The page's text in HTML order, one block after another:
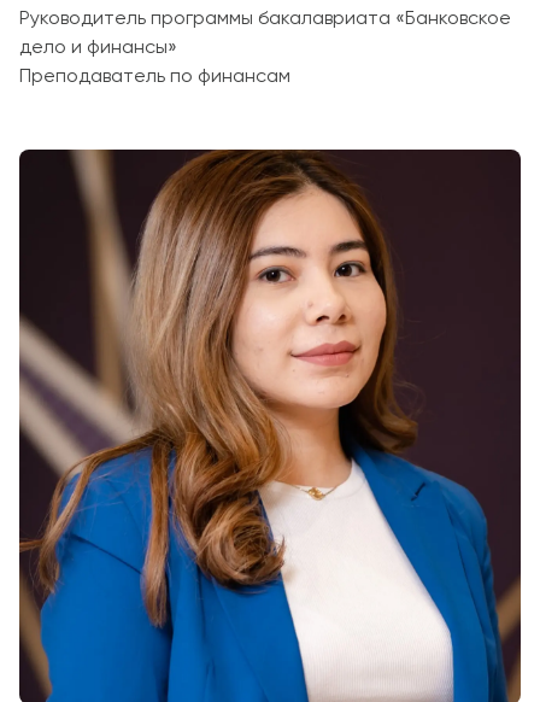
Руководитель программы бакалавриата «Банковское
дело и финансы»
Преподаватель по финансам